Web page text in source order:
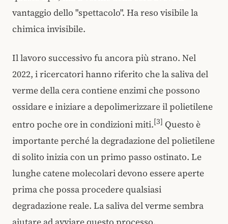
vantaggio dello "spettacolo". Ha reso visibile la
chimica invisibile.
Il lavoro successivo fu ancora più strano. Nel
2022, i ricercatori hanno riferito che la saliva del
verme della cera contiene enzimi che possono
ossidare e iniziare a depolimerizzare il polietilene
entro poche ore in condizioni miti.[3] Questo è
importante perché la degradazione del polietilene
di solito inizia con un primo passo ostinato. Le
lunghe catene molecolari devono essere aperte
prima che possa procedere qualsiasi
degradazione reale. La saliva del verme sembra